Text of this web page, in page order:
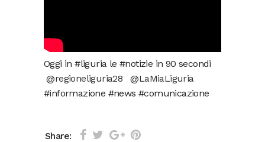
Oggi in #liguria le #notizie in 90 secondi
@regioneliguria28
@LaMiaLiguria
#informazione #news #comunicazione
Share: